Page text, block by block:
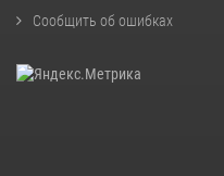
Сообщить об ошибках